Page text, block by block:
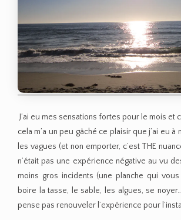
J’ai eu mes sensations fortes pour le mois et
cela m’a un peu gâché ce plaisir que j’ai eu
les vagues (et non emporter, c’est THE
n’était pas une expérience négative au vu
moins gros incidents (une planche qui
boire la tasse, le sable, les algues, se
pense pas renouveler l’expérience pour